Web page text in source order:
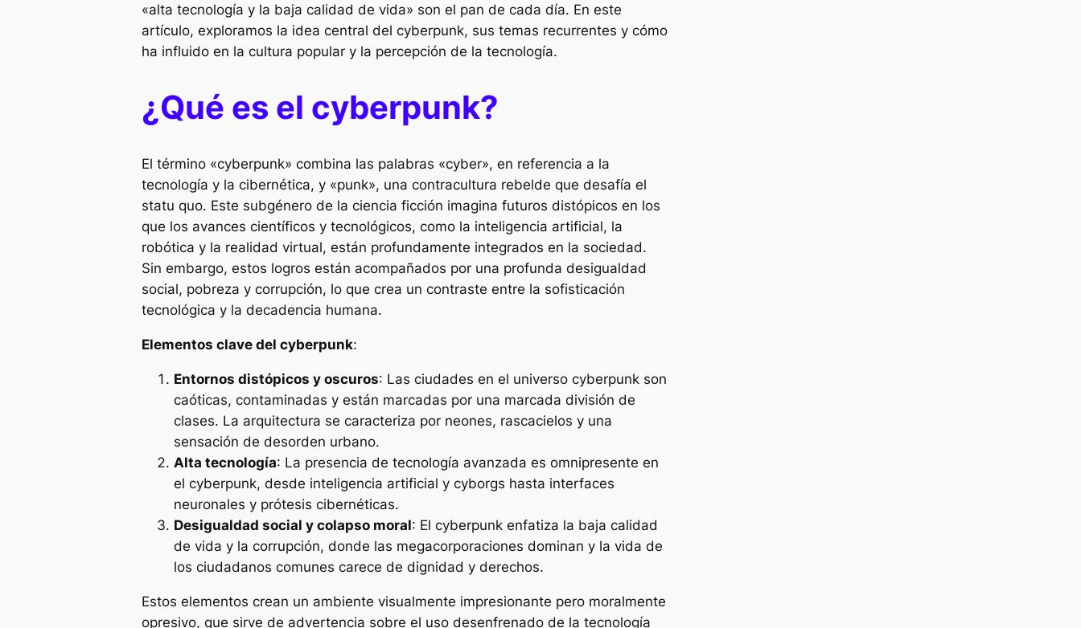
«alta tecnología y la baja calidad de vida» son el pan de cada día. En este
artículo, exploramos la idea central del cyberpunk, sus temas recurrentes y cómo
ha influido en la cultura popular y la percepción de la tecnología.
¿Qué es el cyberpunk?
El término «cyberpunk» combina las palabras «cyber», en referencia a la
tecnología y la cibernética, y «punk», una contracultura rebelde que desafía el
statu quo. Este subgénero de la ciencia ficción imagina futuros distópicos en los
que los avances científicos y tecnológicos, como la inteligencia artificial, la
robótica y la realidad virtual, están profundamente integrados en la sociedad.
Sin embargo, estos logros están acompañados por una profunda desigualdad
social, pobreza y corrupción, lo que crea un contraste entre la sofisticación
tecnológica y la decadencia humana.
Elementos clave del cyberpunk:
Entornos distópicos y oscuros: Las ciudades en el universo cyberpunk son
caóticas, contaminadas y están marcadas por una marcada división de
clases. La arquitectura se caracteriza por neones, rascacielos y una
sensación de desorden urbano.
Alta tecnología: La presencia de tecnología avanzada es omnipresente en
el cyberpunk, desde inteligencia artificial y cyborgs hasta interfaces
neuronales y prótesis cibernéticas.
Desigualdad social y colapso moral: El cyberpunk enfatiza la baja calidad
de vida y la corrupción, donde las megacorporaciones dominan y la vida de
los ciudadanos comunes carece de dignidad y derechos.
Estos elementos crean un ambiente visualmente impresionante pero moralmente
opresivo, que sirve de advertencia sobre el uso desenfrenado de la tecnología